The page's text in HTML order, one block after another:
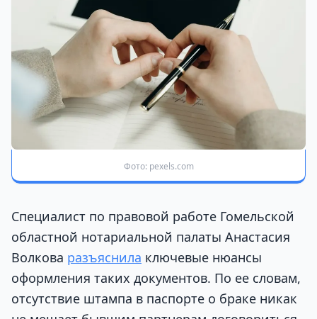
Фото: pexels.com
Специалист по правовой работе Гомельской
областной нотариальной палаты Анастасия
Волкова разъяснила ключевые нюансы
оформления таких документов. По ее словам,
отсутствие штампа в паспорте о браке никак